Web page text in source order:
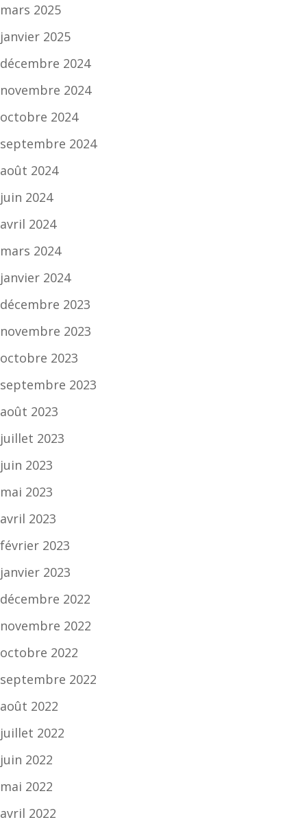
mars 2025
janvier 2025
décembre 2024
novembre 2024
octobre 2024
septembre 2024
août 2024
juin 2024
avril 2024
mars 2024
janvier 2024
décembre 2023
novembre 2023
octobre 2023
septembre 2023
août 2023
juillet 2023
juin 2023
mai 2023
avril 2023
février 2023
janvier 2023
décembre 2022
novembre 2022
octobre 2022
septembre 2022
août 2022
juillet 2022
juin 2022
mai 2022
avril 2022